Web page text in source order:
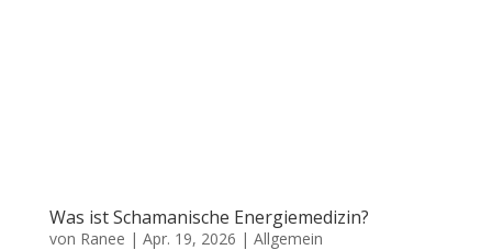
Was ist Schamanische Energiemedizin?
von Ranee | Apr. 19, 2026 | Allgemein